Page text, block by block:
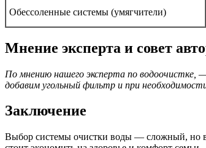
Обессоленные системы (умягчители)
Мнение эксперта и совет
По мнению нашего эксперта по водоочистке,
добавим угольный фильтр и при
Заключение
Выбор системы очистки воды — сложный, но